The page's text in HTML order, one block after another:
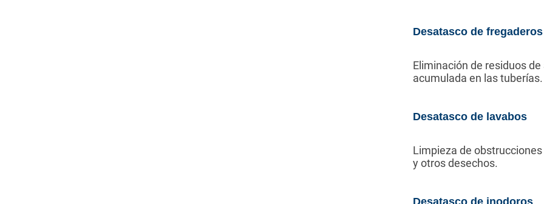
Desatasco de fregaderos
Eliminación de residuos
acumulada en las tuberías.
Desatasco de lavabos
Limpieza de
y otros desechos.
Desatasco de inodoros